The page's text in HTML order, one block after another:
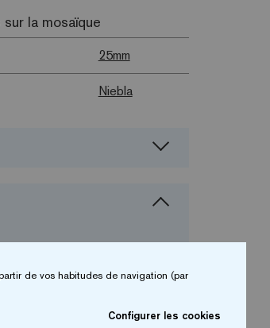
la mosaïque
25mm
Niebla
arrow_drop_down
de vos habitudes de navigation (par
Configurer les cookies